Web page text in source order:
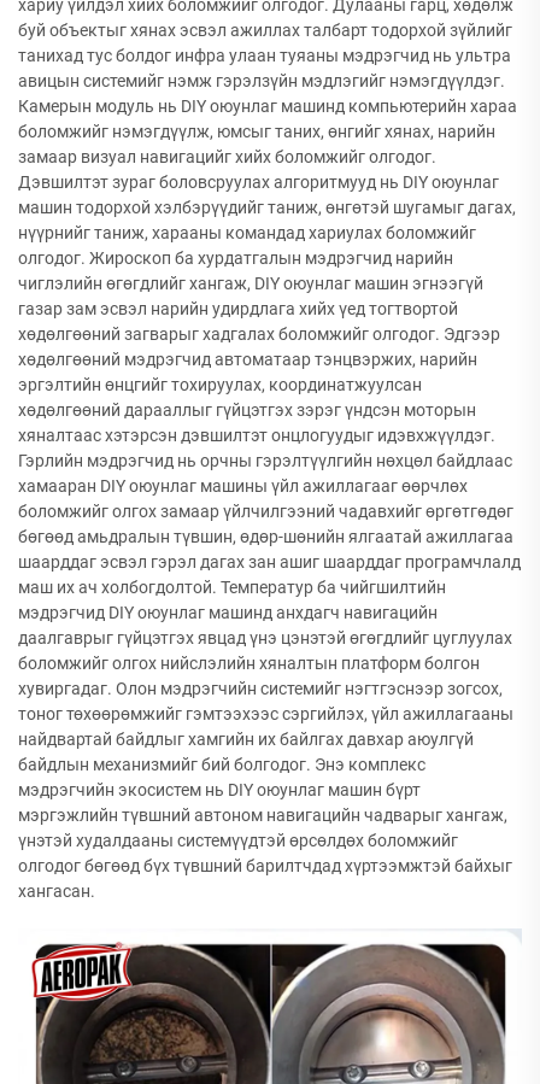
хариу үйлдэл хийх боломжийг олгодог. Дулааны гарц, хөдөлж
буй объектыг хянах эсвэл ажиллах талбарт тодорхой зүйлийг
танихад тус болдог инфра улаан туяаны мэдрэгчид нь ультра
авицын системийг нэмж гэрэлзүйн мэдлэгийг нэмэгдүүлдэг.
Камерын модуль нь DIY оюунлаг машинд компьютерийн хараа
боломжийг нэмэгдүүлж, юмсыг таних, өнгийг хянах, нарийн
замаар визуал навигацийг хийх боломжийг олгодог.
Дэвшилтэт зураг боловсруулах алгоритмууд нь DIY оюунлаг
машин тодорхой хэлбэрүүдийг таниж, өнгөтэй шугамыг дагах,
нүүрнийг таниж, харааны командад хариулах боломжийг
олгодог. Жироскоп ба хурдатгалын мэдрэгчид нарийн
чиглэлийн өгөгдлийг хангаж, DIY оюунлаг машин эгнээгүй
газар зам эсвэл нарийн удирдлага хийх үед тогтвортой
хөдөлгөөний загварыг хадгалах боломжийг олгодог. Эдгээр
хөдөлгөөний мэдрэгчид автоматаар тэнцвэржих, нарийн
эргэлтийн өнцгийг тохируулах, координатжуулсан
хөдөлгөөний дарааллыг гүйцэтгэх зэрэг үндсэн моторын
хяналтаас хэтэрсэн дэвшилтэт онцлогуудыг идэвхжүүлдэг.
Гэрлийн мэдрэгчид нь орчны гэрэлтүүлгийн нөхцөл байдлаас
хамааран DIY оюунлаг машины үйл ажиллагааг өөрчлөх
боломжийг олгох замаар үйлчилгээний чадавхийг өргөтгөдөг
бөгөөд амьдралын түвшин, өдөр-шөнийн ялгаатай ажиллагаа
шаарддаг эсвэл гэрэл дагах зан ашиг шаарддаг програмчлалд
маш их ач холбогдолтой. Температур ба чийгшилтийн
мэдрэгчид DIY оюунлаг машинд анхдагч навигацийн
даалгаврыг гүйцэтгэх явцад үнэ цэнэтэй өгөгдлийг цуглуулах
боломжийг олгох нийслэлийн хяналтын платформ болгон
хувиргадаг. Олон мэдрэгчийн системийг нэгтгэснээр зогсох,
тоног төхөөрөмжийг гэмтээхээс сэргийлэх, үйл ажиллагааны
найдвартай байдлыг хамгийн их байлгах давхар аюулгүй
байдлын механизмийг бий болгодог. Энэ комплекс
мэдрэгчийн экосистем нь DIY оюунлаг машин бүрт
мэргэжлийн түвшний автоном навигацийн чадварыг хангаж,
үнэтэй худалдааны системүүдтэй өрсөлдөх боломжийг
олгодог бөгөөд бүх түвшний барилтчдад хүртээмжтэй байхыг
хангасан.